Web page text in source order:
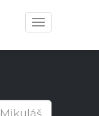
Toggle
navigation